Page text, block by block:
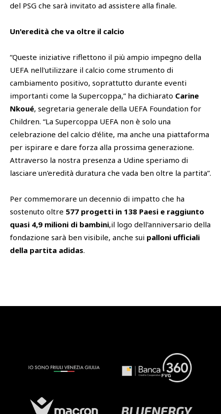
del PSG che sarà invitato ad assistere alla finale.
Un'eredità che va oltre il calcio
“Queste iniziative riflettono il più ampio impegno della
UEFA nell'utilizzare il calcio come strumento di
cambiamento positivo, soprattutto durante eventi
importanti come la Supercoppa,” ha dichiarato Carine
Nkoué, segretaria generale della UEFA Foundation for
Children. “La Supercoppa UEFA non è solo una
celebrazione del calcio d'élite, ma anche una piattaforma
per ispirare e dare forza alla prossima generazione.
Attraverso la nostra presenza a Udine speriamo di
lasciare un'eredità duratura che vada ben oltre la partita”.
Per commemorare un decennio di impatto che ha
sostenuto oltre 577 progetti in 138 Paesi e raggiunto
quasi 4,9 milioni di bambini,il logo dell'anniversario della
fondazione sarà ben visibile, anche sui palloni ufficiali
della partita adidas.